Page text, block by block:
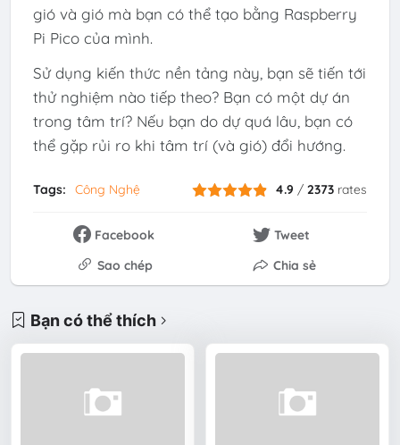
gió và gió mà bạn có thể tạo bằng Raspberry
Pi Pico của mình.
Sử dụng kiến ​​thức nền tảng này, bạn sẽ tiến tới
thử nghiệm nào tiếp theo? Bạn có một dự án
trong tâm trí? Nếu bạn do dự quá lâu, bạn có
thể gặp rủi ro khi tâm trí (và gió) đổi hướng.
Tags: Công Nghệ 4.9 /2373 rates
Facebook
Tweet
Sao chép
Chia sẻ
Bạn có thể thích